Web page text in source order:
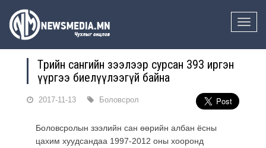
Toggle
Төрийн сангийн зээлээр сурсан 393 иргэн
үүргээ биелүүлээгүй байна
2017-11-13 Боловсрол
Боловсролын зээлийн сан өөрийн албан ёсны
цахим хуудсандаа 1997-2012 оны хооронд